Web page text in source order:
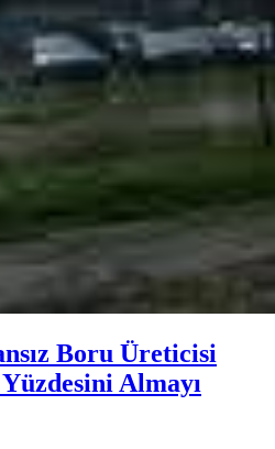
Boru Üreticisi
Almayı